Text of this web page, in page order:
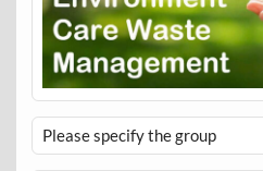
Please specify the group